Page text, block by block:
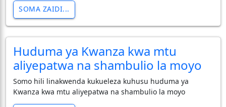
SOMA ZAIDI...
Huduma ya Kwanza kwa mtu
aliyepatwa na shambulio la moyo
Somo hili linakwenda kukueleza kuhusu huduma ya
Kwanza kwa mtu aliyepatwa na shambulio la moyo